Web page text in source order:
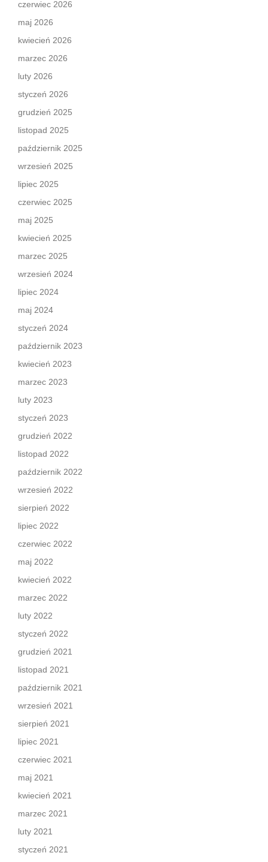
czerwiec 2026
maj 2026
kwiecień 2026
marzec 2026
luty 2026
styczeń 2026
grudzień 2025
listopad 2025
październik 2025
wrzesień 2025
lipiec 2025
czerwiec 2025
maj 2025
kwiecień 2025
marzec 2025
wrzesień 2024
lipiec 2024
maj 2024
styczeń 2024
październik 2023
kwiecień 2023
marzec 2023
luty 2023
styczeń 2023
grudzień 2022
listopad 2022
październik 2022
wrzesień 2022
sierpień 2022
lipiec 2022
czerwiec 2022
maj 2022
kwiecień 2022
marzec 2022
luty 2022
styczeń 2022
grudzień 2021
listopad 2021
październik 2021
wrzesień 2021
sierpień 2021
lipiec 2021
czerwiec 2021
maj 2021
kwiecień 2021
marzec 2021
luty 2021
styczeń 2021